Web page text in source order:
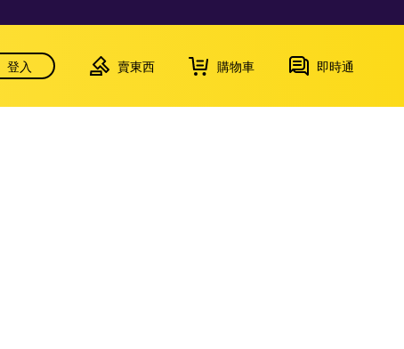
登入 賣東西 購物車 即時通